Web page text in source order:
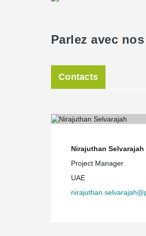
Parlez avec
Contacts
Nirajuthan Selvarajah
Project Manager
UAE